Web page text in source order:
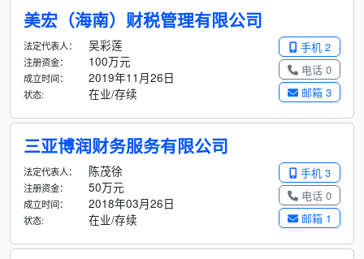
美宏（海南）财税管理有限公司
手机 2
电话 0
邮箱 3
法定代表人： 吴彩莲
注册资金： 100万元
成立时间： 2019年11月26日
状态: 在业/存续
三亚博润财务服务有限公司
手机 3
电话 0
邮箱 1
法定代表人： 陈茂徐
注册资金： 50万元
成立时间： 2018年03月26日
状态: 在业/存续